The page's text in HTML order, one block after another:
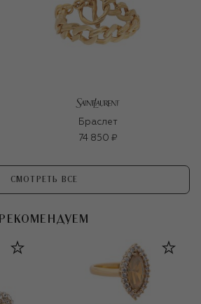
Браслет
74 850 ₽
СМОТРЕТЬ ВСЕ
РЕКОМЕНДУЕМ